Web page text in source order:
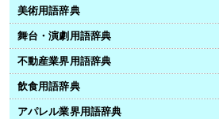
美術用語辞典
舞台・演劇用語辞典
不動産業界用語辞典
飲食用語辞典
アパレル業界用語辞典